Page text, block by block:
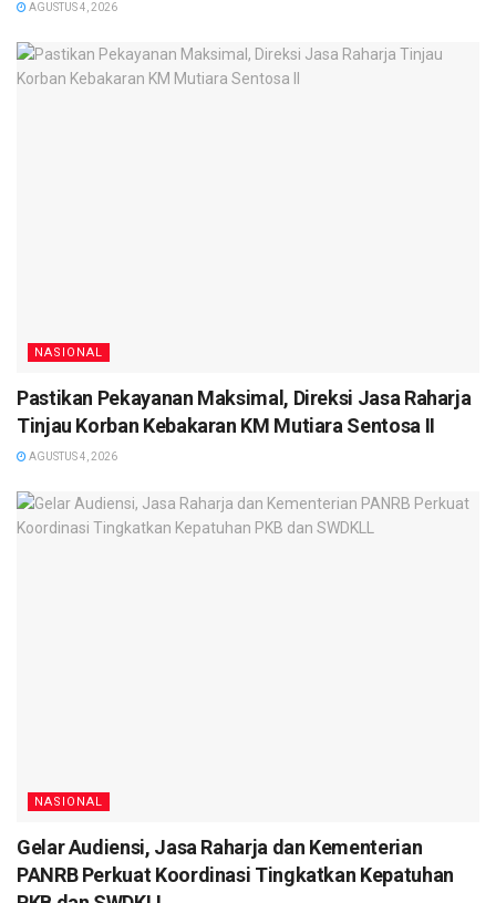
AGUSTUS 4, 2026
NASIONAL
Pastikan Pekayanan Maksimal, Direksi Jasa Raharja
Tinjau Korban Kebakaran KM Mutiara Sentosa II
AGUSTUS 4, 2026
NASIONAL
Gelar Audiensi, Jasa Raharja dan Kementerian
PANRB Perkuat Koordinasi Tingkatkan Kepatuhan